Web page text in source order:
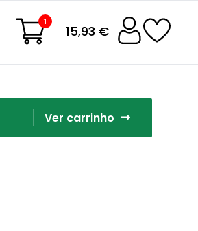
1
15,93 €
Ver carrinho